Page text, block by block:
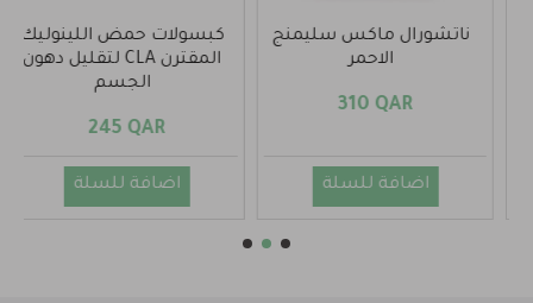
كبسولات حمض اللينوليك
المقترن CLA لتقليل دهون
اضافة للسلة
حبوب حمية توت الاكاي أو
الاساي
اضافة للسلة